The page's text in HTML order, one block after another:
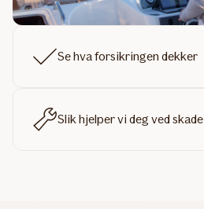
Se hva forsikringen dekker
Slik hjelper vi deg ved skade